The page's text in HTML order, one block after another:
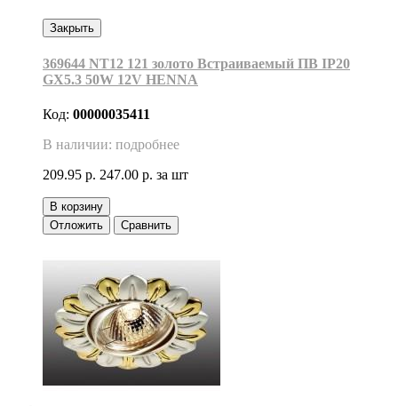
Закрыть
369644 NT12 121 золото Встраиваемый ПВ IP20
GX5.3 50W 12V HENNA
Код: 00000035411
В наличии: подробнее
209.95 р. 247.00 р. за шт
В корзину
Отложить
Сравнить